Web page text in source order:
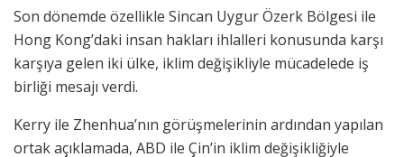
Son dönemde özellikle Sincan Uygur Özerk Bölgesi ile
Hong Kong’daki insan hakları ihlalleri konusunda karşı
karşıya gelen iki ülke, iklim değişikliyle mücadelede iş
birliği mesajı verdi.
Kerry ile Zhenhua’nın görüşmelerinin ardından yapılan
ortak açıklamada, ABD ile Çin’in iklim değişikliğiyle